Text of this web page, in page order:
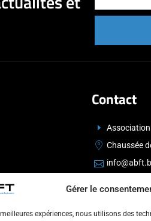
Gérer le
expériences, nous utilisons des
Contact
Chaussée